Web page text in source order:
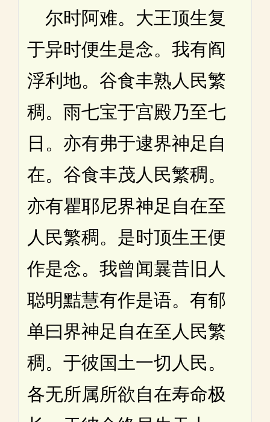
尔时阿难。大王顶生复
于异时便生是念。我有阎
浮利地。谷食丰熟人民繁
稠。雨七宝于宫殿乃至七
日。亦有弗于逮界神足自
在。谷食丰茂人民繁稠。
亦有瞿耶尼界神足自在至
人民繁稠。是时顶生王便
作是念。我曾闻曩昔旧人
聪明黠慧有作是语。有郁
单曰界神足自在至人民繁
稠。于彼国土一切人民。
各无所属所欲自在寿命极